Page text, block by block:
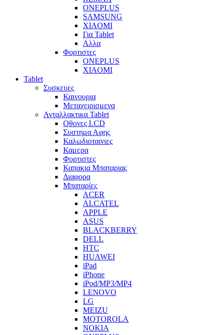
ONEPLUS
SAMSUNG
XIAOMI
Για Tablet
Αλλα
Φορτιστες
ONEPLUS
XIAOMI
Tablet
Συσκευες
Καινουρια
Μεταχειρισμενα
Ανταλλακτικα Tablet
Οθονες LCD
Συστημα Αφης
Καλωδιοταινιες
Καμερα
Φορτιστες
Καπακια Μπαταριας
Διαφορα
Μπαταρίες
ACER
ALCATEL
APPLE
ASUS
BLACKBERRY
DELL
HTC
HUAWEI
iPad
iPhone
iPod/MP3/MP4
LENOVO
LG
MEIZU
MOTOROLA
NOKIA